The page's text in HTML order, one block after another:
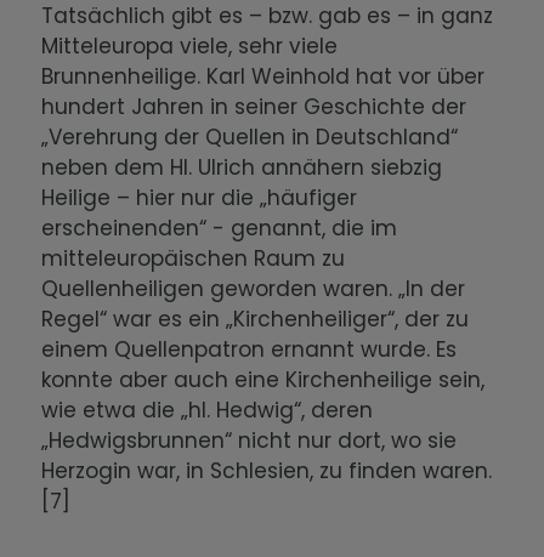
Tatsächlich gibt es – bzw. gab es – in ganz
Mitteleuropa viele, sehr viele
Brunnenheilige. Karl Weinhold hat vor über
hundert Jahren in seiner Geschichte der
„Verehrung der Quellen in Deutschland“
neben dem Hl. Ulrich annähern siebzig
Heilige – hier nur die „häufiger
erscheinenden“ - genannt, die im
mitteleuropäischen Raum zu
Quellenheiligen geworden waren. „In der
Regel“ war es ein „Kirchenheiliger“, der zu
einem Quellenpatron ernannt wurde. Es
konnte aber auch eine Kirchenheilige sein,
wie etwa die „hl. Hedwig“, deren
„Hedwigsbrunnen“ nicht nur dort, wo sie
Herzogin war, in Schlesien, zu finden waren.
[7]